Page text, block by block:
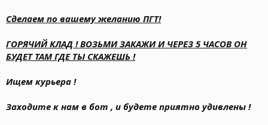
Сделаем по вашему желанию ПГТ!
ГОРЯЧИЙ КЛАД ! ВОЗЬМИ ЗАКАЖИ И ЧЕРЕЗ 5 ЧАСОВ ОН
БУДЕТ ТАМ ГДЕ ТЫ СКАЖЕШЬ !
Ищем курьера !
Заходите к нам в бот , и будете приятно удивлены !